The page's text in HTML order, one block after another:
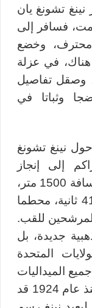
نينغ تشونغ يان
فسافر إلى
محترف، وخضع
هناك، في عزلة
وصقل تفاصيل
وثباتا في
نينغ تشونغ
إلى إنجاز
تاريخي في سباق التزلج السريع لمسافة 1500 متر،
حيث سجل زمنا قدره دقيقة و98ر41 ثانية، محطما
للقب.
جديدة، بل
المتحدة
كانت جميع الميداليات
الذهبية الست والعشرين السابقة منذ عام 1924 قد